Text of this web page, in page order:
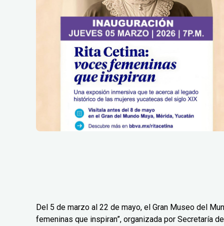
Del 5 de marzo al 22 de mayo, el Gran Museo del
femeninas que inspiran”, organizada por Secretaría